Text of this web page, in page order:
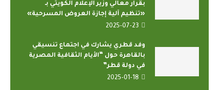
بقرار معالي وزير الإعلام الكويتي بـ
«تنظيم آلية إجازة العروض المسرحية»
2025-07-23
وفد قطري يشارك في اجتماع تنسيقي
بالقاهرة حول “الأيام الثقافية المصرية
في دولة قطر”
2025-01-18